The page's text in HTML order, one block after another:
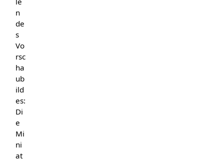
n
de
s
Vo
rsc
ha
ub
ild
es:
Di
e
Mi
ni
at